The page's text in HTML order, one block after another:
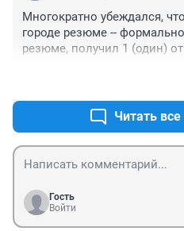
Многократно убеждался,
городе резюме --
резюме, получил 1 (один)
никто всерьез их не
позднее, увидев процесс с
просматриваются только
возраст, стаж. Только, если
внимание (что угодно,
смотрится предыдущая
"пробивается"
не находится или не
Читать
Гость
Войти